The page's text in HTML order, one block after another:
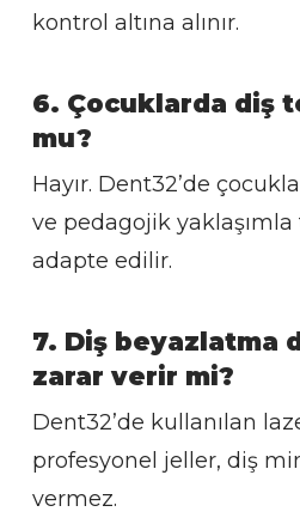
kontrol altına alınır.
6. Çocuklarda diş
mu?
Hayır. Dent32’de
ve pedagojik
adapte edilir.
7. Diş beyazlatma
zarar verir mi?
Dent32’de kullanılan
profesyonel jeller, diş
vermez.